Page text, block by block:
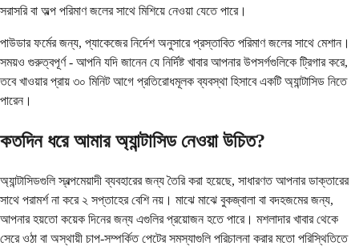
সরাসরি বা অল্প পরিমাণ জলের সাথে মিশিয়ে নেওয়া যেতে পারে।
পাউডার ফর্মের জন্য, প্যাকেজের নির্দেশ অনুসারে প্রস্তাবিত পরিমাণ জলের সাথে মেশান।
সময়ও গুরুত্বপূর্ণ - আপনি যদি জানেন যে নির্দিষ্ট খাবার আপনার উপসর্গগুলিকে ট্রিগার করে,
তবে খাওয়ার প্রায় ৩০ মিনিট আগে প্রতিরোধমূলক ব্যবস্থা হিসাবে একটি অ্যান্টাসিড নিতে
পারেন।
কতদিন ধরে আমার অ্যান্টাসিড নেওয়া উচিত?
অ্যান্টাসিডগুলি স্বল্পমেয়াদী ব্যবহারের জন্য তৈরি করা হয়েছে, সাধারণত আপনার ডাক্তারের
সাথে পরামর্শ না করে ২ সপ্তাহের বেশি নয়। মাঝে মাঝে বুকজ্বালা বা বদহজমের জন্য,
আপনার হয়তো কয়েক দিনের জন্য এগুলির প্রয়োজন হতে পারে। মশলাদার খাবার থেকে
সেরে ওঠা বা অস্থায়ী চাপ-সম্পর্কিত পেটের সমস্যাগুলি পরিচালনা করার মতো পরিস্থিতিতে